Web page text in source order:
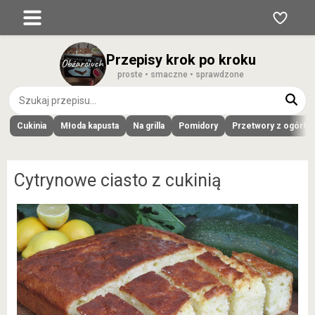
Przepisy krok po kroku
proste • smaczne • sprawdzone
Cukinia Młoda kapusta Na grilla Pomidory Przetwory z
Cytrynowe ciasto z cukinią